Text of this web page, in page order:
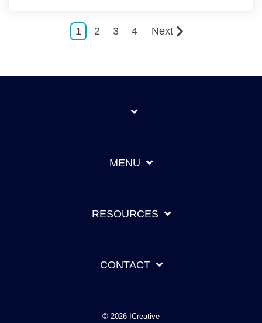
1 2 3 4 Next
MENU
RESOURCES
CONTACT
© 2026 ICreative